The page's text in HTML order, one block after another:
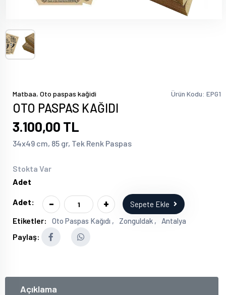
Matbaa, Oto paspas kağidi Ürün Kodu: EPG1
OTO PASPAS KAĞIDI
3.100,00 TL
34x49 cm, 85 gr, Tek Renk Paspas
Stokta Var
Adet
Adet: - + Sepete Ekle
Etiketler: Oto Paspas Kağıdı , Zonguldak , Antalya
Paylaş:
Açıklama